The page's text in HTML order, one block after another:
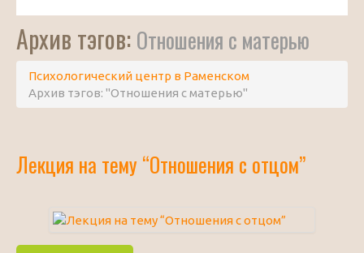
Архив тэгов: Отношения с матерью
Психологический центр в Раменском
Архив тэгов: "Отношения с матерью"
Лекция на тему “Отношения с отцом”